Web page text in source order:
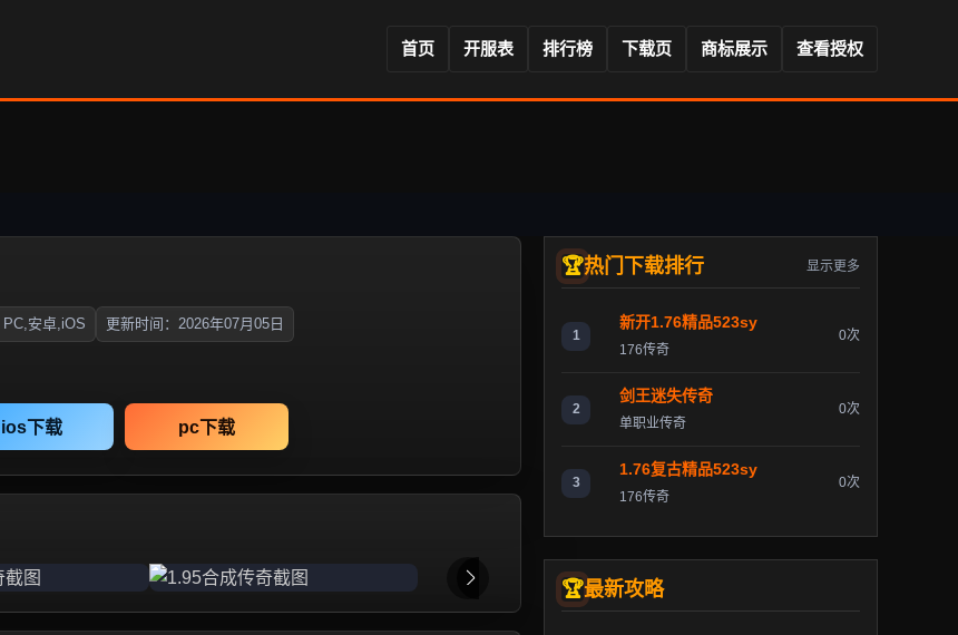
首页 开服表 排行榜 下载页 商标展示 查看授权
安卓,iOS 更新时间：2026年07月05日
ios下载 pc下载
热门下载排行 显示更多
1
新开1.76精品523sy
176传奇
0次
2
剑王迷失传奇
单职业传奇
0次
3
1.76复古精品523sy
176传奇
0次
最新攻略